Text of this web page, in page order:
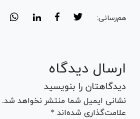
هم‌رسانی:
ارسال دیدگاه
دیدگاهتان را بنویسید
نشانی ایمیل شما منتشر نخواهد
علامت‌گذاری شده‌اند *